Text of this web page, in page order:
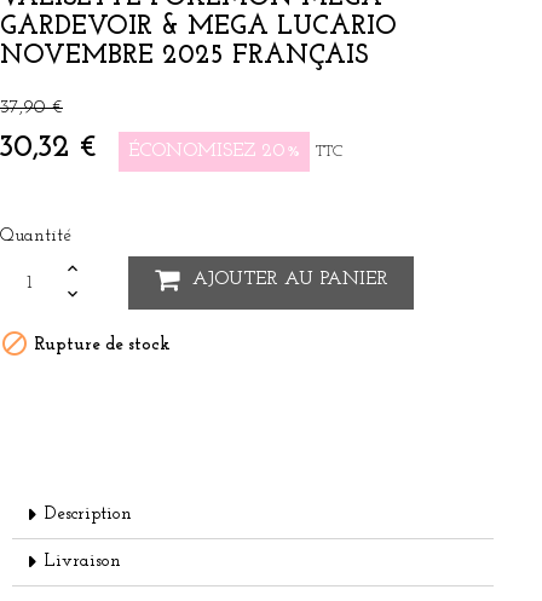
GARDEVOIR & MEGA LUCARIO
NOVEMBRE 2025 FRANÇAIS
37,90 €
30,32 € ÉCONOMISEZ 20% TTC
Quantité
AJOUTER AU PANIER
 Rupture de stock
Description
Livraison